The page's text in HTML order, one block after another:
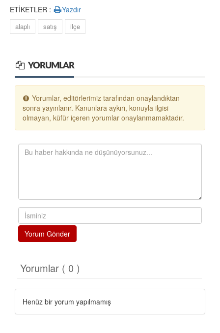
ETİKETLER : Yazdır
alaplı satış ilçe
YORUMLAR
Yorumlar, editörlerimiz tarafından onaylandıktan
sonra yayınlanır. Kanunlara aykırı, konuyla ilgisi
olmayan, küfür içeren yorumlar onaylanmamaktadır.
Yorum Gönder
Yorumlar ( 0 )
Henüz bir yorum yapılmamış